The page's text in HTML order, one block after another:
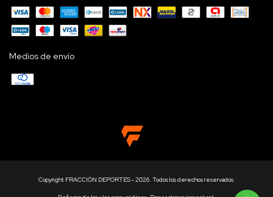
Medios de envío
Copyright FRACCIÓN DEPORTES - 2026. Todos los derechos reservados.